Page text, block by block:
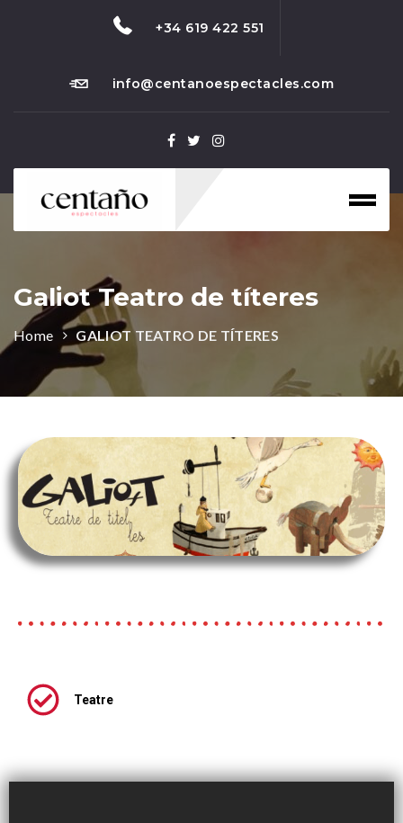
+34 619 422 551
info@centanoespectacles.com
Galiot Teatro de títeres
Home GALIOT TEATRO DE TÍTERES
Teatre